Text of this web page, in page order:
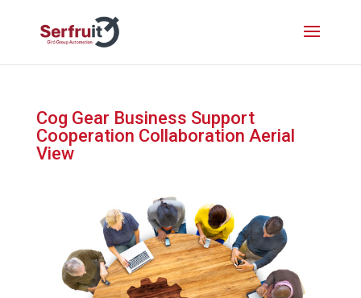
Cog Gear Business Support
Cooperation Collaboration Aerial
View